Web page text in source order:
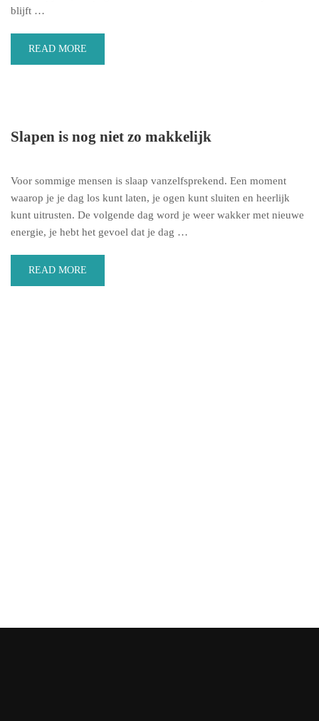
blijft …
READ MORE
Slapen is nog niet zo makkelijk
Voor sommige mensen is slaap vanzelfsprekend. Een moment
waarop je je dag los kunt laten, je ogen kunt sluiten en heerlijk
kunt uitrusten. De volgende dag word je weer wakker met nieuwe
energie, je hebt het gevoel dat je dag …
READ MORE